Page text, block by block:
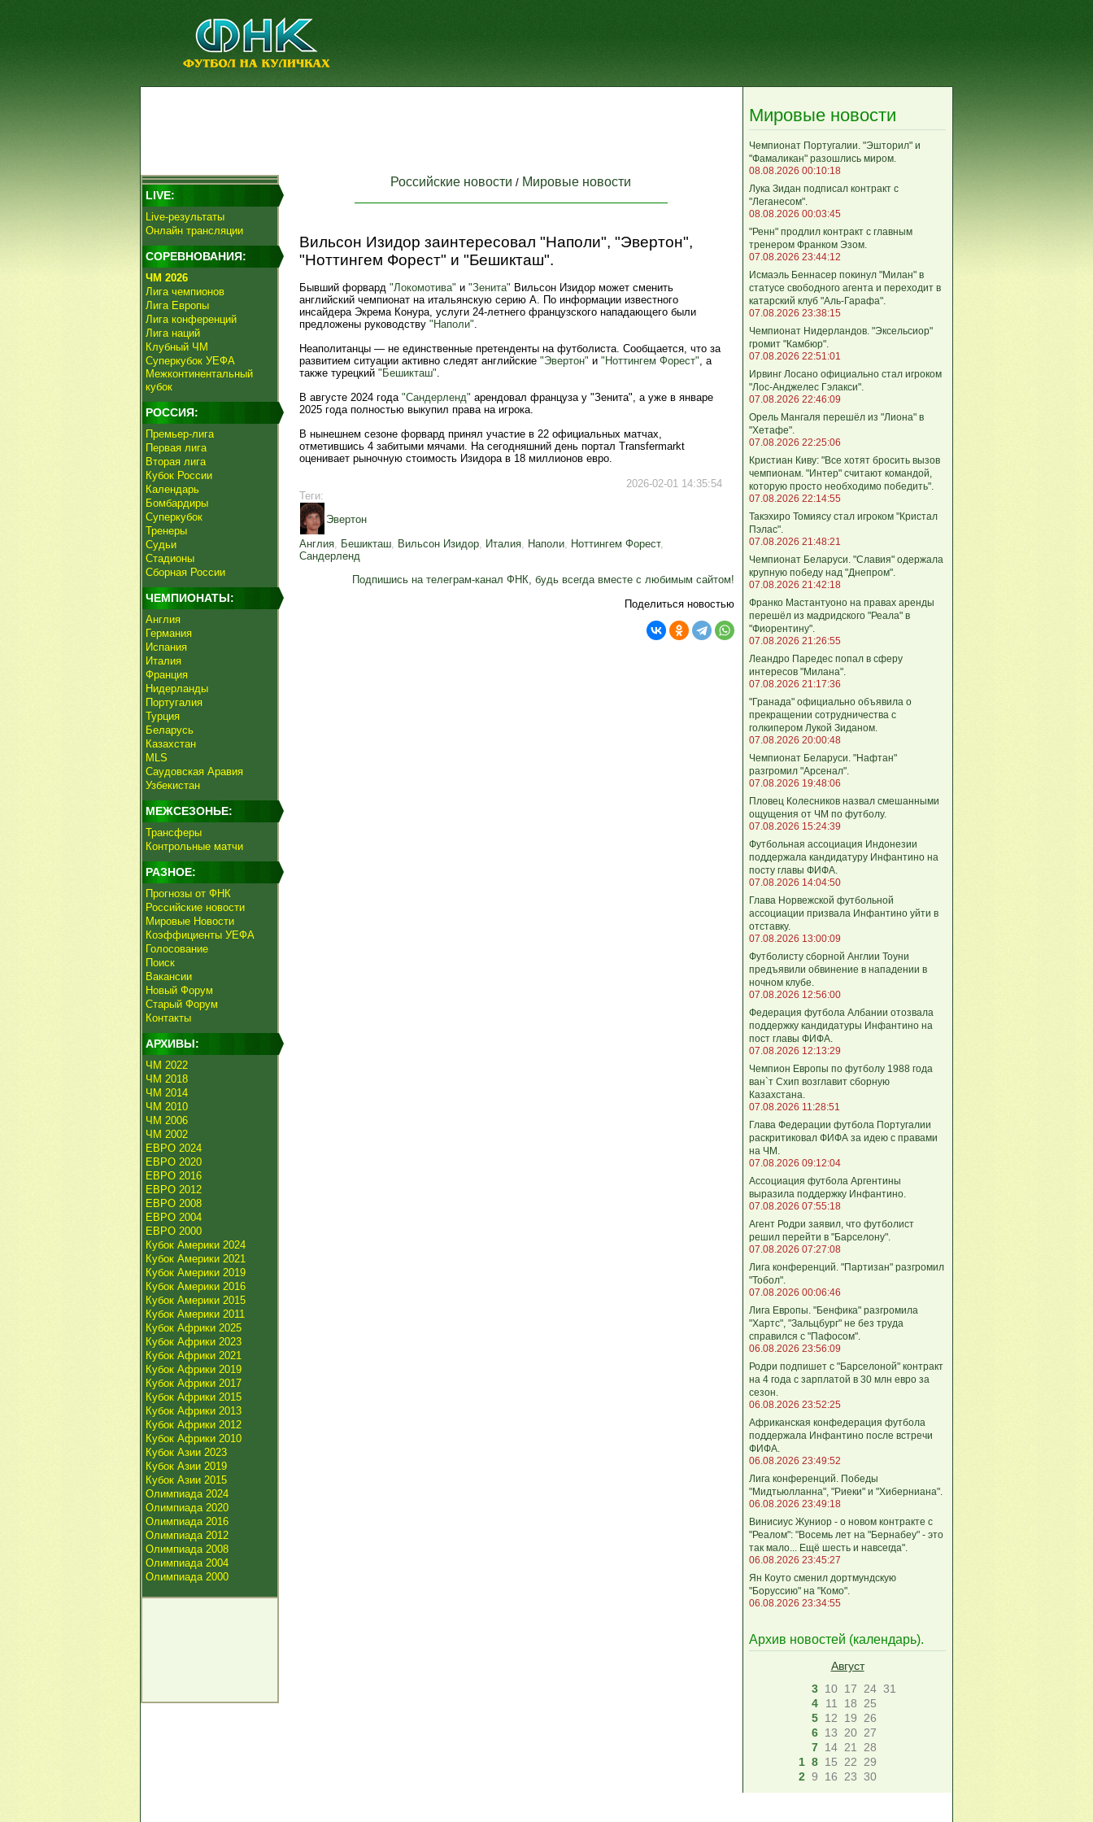
LIVE:
Live-результаты
Онлайн трансляции
СОРЕВНОВАНИЯ:
ЧМ 2026
Лига чемпионов
Лига Европы
Лига конференций
Лига наций
Клубный ЧМ
Суперкубок УЕФА
Межконтинентальный
кубок
РОССИЯ:
Премьер-лига
Первая лига
Вторая лига
Кубок России
Календарь
Бомбардиры
Суперкубок
Тренеры
Судьи
Стадионы
Сборная России
ЧЕМПИОНАТЫ:
Англия
Германия
Испания
Италия
Франция
Нидерланды
Португалия
Турция
Беларусь
Казахстан
MLS
Саудовская Аравия
Узбекистан
МЕЖСЕЗОНЬЕ:
Трансферы
Контрольные матчи
РАЗНОЕ:
Прогнозы от ФНК
Российские новости
Мировые Новости
Коэффициенты УЕФА
Голосование
Поиск
Вакансии
Новый Форум
Старый Форум
Контакты
АРХИВЫ:
ЧМ 2022
ЧМ 2018
ЧМ 2014
ЧМ 2010
ЧМ 2006
ЧМ 2002
ЕВРО 2024
ЕВРО 2020
ЕВРО 2016
ЕВРО 2012
ЕВРО 2008
ЕВРО 2004
ЕВРО 2000
Кубок Америки 2024
Кубок Америки 2021
Кубок Америки 2019
Кубок Америки 2016
Кубок Америки 2015
Кубок Америки 2011
Кубок Африки 2025
Кубок Африки 2023
Кубок Африки 2021
Кубок Африки 2019
Кубок Африки 2017
Кубок Африки 2015
Кубок Африки 2013
Кубок Африки 2012
Кубок Африки 2010
Кубок Азии 2023
Кубок Азии 2019
Кубок Азии 2015
Олимпиада 2024
Олимпиада 2020
Олимпиада 2016
Олимпиада 2012
Олимпиада 2008
Олимпиада 2004
Олимпиада 2000
Российские новости / Мировые новости
Вильсон Изидор заинтересовал "Наполи", "Эвертон",
"Ноттингем Форест" и "Бешикташ".
Бывший форвард "Локомотива" и "Зенита" Вильсон Изидор может сменить
английский чемпионат на итальянскую серию А. По информации известного
инсайдера Экрема Конура, услуги 24-летнего французского нападающего были
предложены руководству "Наполи".
Неаполитанцы — не единственные претенденты на футболиста. Сообщается, что за
развитием ситуации активно следят английские "Эвертон" и "Ноттингем Форест", а
также турецкий "Бешикташ".
В августе 2024 года "Сандерленд" арендовал француза у "Зенита", а уже в январе
2025 года полностью выкупил права на игрока.
В нынешнем сезоне форвард принял участие в 22 официальных матчах,
отметившись 4 забитыми мячами. На сегодняшний день портал Transfermarkt
оценивает рыночную стоимость Изидора в 18 миллионов евро.
2026-02-01 14:35:54
Теги:
Эвертон
Англия, Бешикташ, Вильсон Изидор, Италия, Наполи, Ноттингем Форест,
Сандерленд
Подпишись на телеграм-канал ФНК, будь всегда вместе с любимым сайтом!
Поделиться новостью
Мировые новости
Чемпионат Португалии. "Эшторил" и
"Фамаликан" разошлись миром.
08.08.2026 00:10:18
Лука Зидан подписал контракт с
"Леганесом".
08.08.2026 00:03:45
"Ренн" продлил контракт с главным
тренером Франком Эзом.
07.08.2026 23:44:12
Исмаэль Беннасер покинул "Милан" в
статусе свободного агента и переходит в
катарский клуб "Аль-Гарафа".
07.08.2026 23:38:15
Чемпионат Нидерландов. "Эксельсиор"
громит "Камбюр".
07.08.2026 22:51:01
Ирвинг Лосано официально стал игроком
"Лос-Анджелес Гэлакси".
07.08.2026 22:46:09
Орель Мангаля перешёл из "Лиона" в
"Хетафе".
07.08.2026 22:25:06
Кристиан Киву: "Все хотят бросить вызов
чемпионам. "Интер" считают командой,
которую просто необходимо победить".
07.08.2026 22:14:55
Такэхиро Томиясу стал игроком "Кристал
Пэлас".
07.08.2026 21:48:21
Чемпионат Беларуси. "Славия" одержала
крупную победу над "Днепром".
07.08.2026 21:42:18
Франко Мастантуоно на правах аренды
перешёл из мадридского "Реала" в
"Фиорентину".
07.08.2026 21:26:55
Леандро Паредес попал в сферу
интересов "Милана".
07.08.2026 21:17:36
"Гранада" официально объявила о
прекращении сотрудничества с
голкипером Лукой Зиданом.
07.08.2026 20:00:48
Чемпионат Беларуси. "Нафтан"
разгромил "Арсенал".
07.08.2026 19:48:06
Пловец Колесников назвал смешанными
ощущения от ЧМ по футболу.
07.08.2026 15:24:39
Футбольная ассоциация Индонезии
поддержала кандидатуру Инфантино на
посту главы ФИФА.
07.08.2026 14:04:50
Глава Норвежской футбольной
ассоциации призвала Инфантино уйти в
отставку.
07.08.2026 13:00:09
Футболисту сборной Англии Тоуни
предъявили обвинение в нападении в
ночном клубе.
07.08.2026 12:56:00
Федерация футбола Албании отозвала
поддержку кандидатуры Инфантино на
пост главы ФИФА.
07.08.2026 12:13:29
Чемпион Европы по футболу 1988 года
ван`т Схип возглавит сборную
Казахстана.
07.08.2026 11:28:51
Глава Федерации футбола Португалии
раскритиковал ФИФА за идею с правами
на ЧМ.
07.08.2026 09:12:04
Ассоциация футбола Аргентины
выразила поддержку Инфантино.
07.08.2026 07:55:18
Агент Родри заявил, что футболист
решил перейти в "Барселону".
07.08.2026 07:27:08
Лига кoнференций. "Партизан" разгромил
"Тобол".
07.08.2026 00:06:46
Лига Европы. "Бенфика" разгромила
"Хартс", "Зальцбург" не без труда
справился с "Пафосом".
06.08.2026 23:56:09
Родри подпишет с "Барселоной" контракт
на 4 года с зарплатой в 30 млн евро за
сезон.
06.08.2026 23:52:25
Африканская конфедерация футбола
поддержала Инфантино после встречи
ФИФА.
06.08.2026 23:49:52
Лига кoнференций. Победы
"Мидтьюлланна", "Риеки" и "Хиберниана".
06.08.2026 23:49:18
Винисиус Жуниор - о новом контракте с
"Реалом": "Восемь лет на "Бернабеу" - это
так мало... Ещё шесть и навсегда".
06.08.2026 23:45:27
Ян Коуто сменил дортмундскую
"Боруссию" на "Комо".
06.08.2026 23:34:55
Архив новостей (календарь).
Август
3 10 17 24 31
4
11 18
25
5 12 19
26
6 13 20 27
7 14 21
28
1 8 15 22
29
2 9 16 23 30